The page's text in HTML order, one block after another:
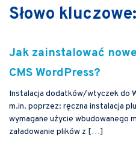
Słowo
Jak zainstalować
CMS WordPress?
Instalacja dodatków/wtyczek do
m.in. poprzez: ręczna instalacja
wymagane użycie wbudowanego
załadowanie plików z […]